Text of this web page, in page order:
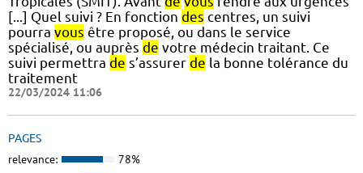
[...] Quel suivi ? En fonction des centres, un suivi
pourra vous être proposé, ou dans le service
spécialisé, ou auprès de votre médecin traitant. Ce
suivi permettra de s’assurer de la bonne tolérance du
traitement
22/03/2024 11:06
PAGES
relevance: 78%